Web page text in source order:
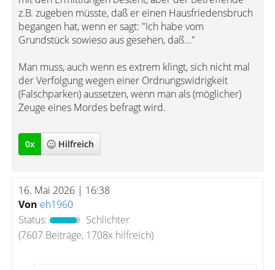
z.B. zugeben müsste, daß er einen Hausfriedensbruch
begangen hat, wenn er sagt: "Ich habe vom
Grundstück sowieso aus gesehen, daß..."
Man muss, auch wenn es extrem klingt, sich nicht mal
der Verfolgung wegen einer Ordnungswidrigkeit
(Falschparken) aussetzen, wenn man als (möglicher)
Zeuge eines Mordes befragt wird.
0x Hilfreich
16. Mai 2026 | 16:38
Von eh1960
Status:
Schlichter
(7607 Beiträge, 1708x hilfreich)